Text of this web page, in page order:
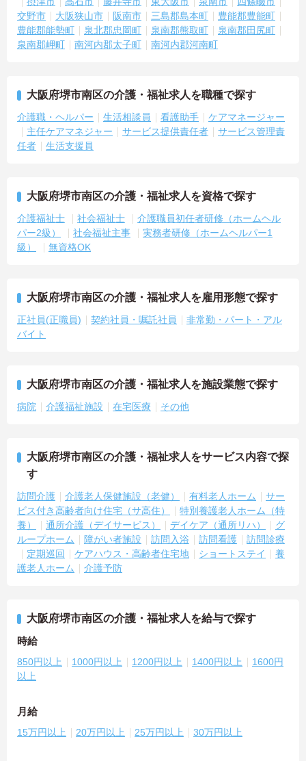
交野市
大阪狭山市 阪南市 三島郡島本町
豊能郡豊能町
豊能郡能勢町
泉北郡忠岡町 泉南郡熊取町
泉南郡田尻町
泉南郡岬町
南河内郡太子町 南河内郡河南町
大阪府堺市南区の介護・福祉求人を職種で探す
介護職・ヘルパー 生活相談員 看護助手
ケアマネージャー
主任ケアマネジャー
サービス提供責任者
サービス管理責
任者
生活支援員
大阪府堺市南区の介護・福祉求人を資格で探す
介護福祉士 社会福祉士
介護職員初任者研修（ホームヘル
パー2級）
社会福祉主事
実務者研修（ホームヘルパー1
級）
無資格OK
大阪府堺市南区の介護・福祉求人を雇用形態で探す
正社員(正職員) 契約社員・嘱託社員
非常勤・パート・アル
バイト
大阪府堺市南区の介護・福祉求人を施設業態で探す
病院 介護福祉施設 在宅医療 その他
大阪府堺市南区の介護・福祉求人をサービス内容で探
す
訪問介護 介護老人保健施設（老健） 有料老人ホーム
サー
ビス付き高齢者向け住宅（サ高住）
特別養護老人ホーム（特
養）
通所介護（デイサービス） デイケア（通所リハ）
グ
ループホーム
障がい者施設 訪問入浴 訪問看護
訪問診療
定期巡回
ケアハウス・高齢者住宅地 ショートステイ
養
護老人ホーム
介護予防
大阪府堺市南区の介護・福祉求人を給与で探す
時給
850円以上 1000円以上 1200円以上 1400円以上
1600円
以上
月給
15万円以上 20万円以上 25万円以上 30万円以上